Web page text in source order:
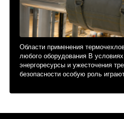
Области применения
любого оборудования В
энергоресурсы и ужесточения
безопасности особую роль